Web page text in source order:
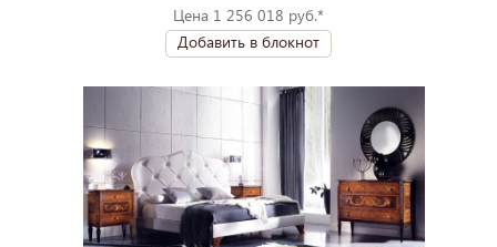
Цена 1 256 018 руб.*
Добавить в блокнот